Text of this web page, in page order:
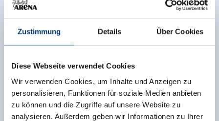
Zustimmung Details Über Cookies
Diese Webseite verwendet Cookies
Wir verwenden Cookies, um Inhalte und Anzeigen zu
personalisieren, Funktionen für soziale Medien anbieten
zu können und die Zugriffe auf unsere Website zu
analysieren. Außerdem geben wir Informationen zu Ihrer
Neem contact op met
Verdere informatie
Zell-Gerlos Sommerkino 2026